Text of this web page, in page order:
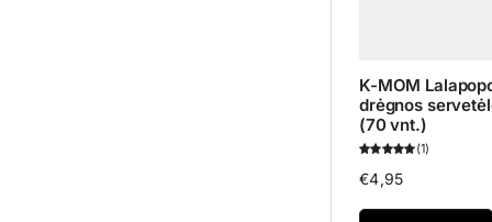
K-MOM
drėgnos
(70 vnt.)
1
€4,95